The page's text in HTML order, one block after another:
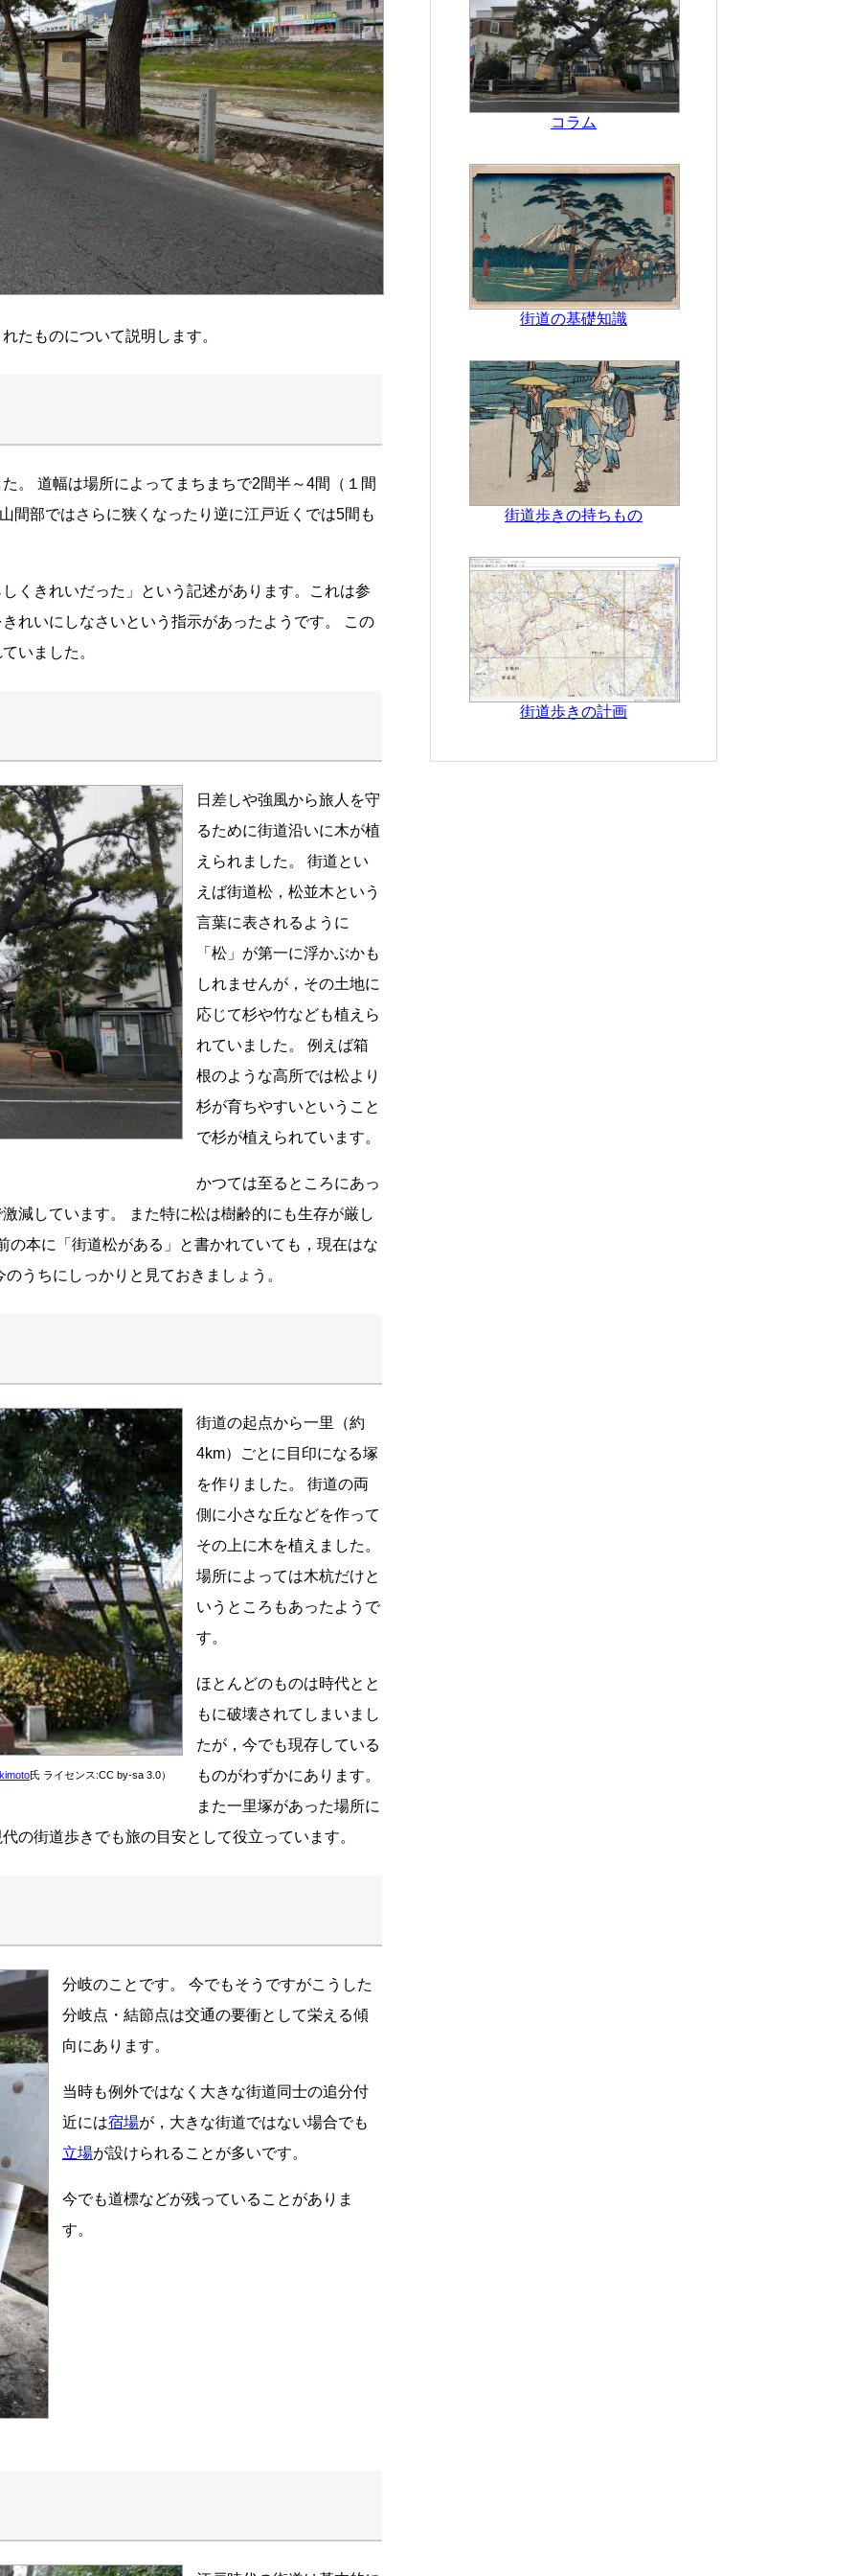
たものについて説明します。
（１間
間部ではさらに狭くなったり逆に江戸近くでは5間も
くきれいだった」という記述があります。これは参
いにしなさいという指示があったようです。 この
いました。
日差しや強風から旅人を守
るために街道沿いに木が植
えられました。 街道とい
えば街道松，松並木という
言葉に表されるように
「松」が第一に浮かぶかも
しれませんが，その土地に
応じて杉や竹なども植えら
れていました。 例えば箱
根のような高所では松より
杉が育ちやすいということ
で杉が植えられています。
かつては至るところにあっ
松は樹齢的にも生存が厳し
っていることがしばしばあります。 今のうちにしっかりと見ておきましょう。
氏 ライセンス:CC by-sa 3.0）
街道の起点から一里（約
4km）ごとに目印になる塚
を作りました。 街道の両
側に小さな丘などを作って
その上に木を植えました。
場所によっては木杭だけと
いうところもあったようで
す。
ほとんどのものは時代とと
もに破壊されてしまいまし
たが，今でも現存している
ものがわずかにあります。
また一里塚があった場所に
の街道歩きでも旅の目安として役立っています。
分岐のことです。 今でもそうですがこうした
分岐点・結節点は交通の要衝として栄える傾
向にあります。
当時も例外ではなく大きな街道同士の追分付
近には宿場が，大きな街道ではない場合でも
立場が設けられることが多いです。
今でも道標などが残っていることがありま
す。
コラム
街道の基礎知識
街道歩きの持ちもの
街道歩きの計画